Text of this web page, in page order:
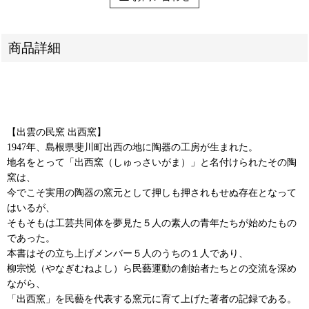
商品詳細
【出雲の民窯 出西窯】
1947年、島根県斐川町出西の地に陶器の工房が生まれた。
地名をとって「出西窯（しゅっさいがま）」と名付けられたその陶
窯は、
今でこそ実用の陶器の窯元として押しも押されもせぬ存在となって
はいるが、
そもそもは工芸共同体を夢見た５人の素人の青年たちが始めたもの
であった。
本書はその立ち上げメンバー５人のうちの１人であり、
柳宗悦（やなぎむねよし）ら民藝運動の創始者たちとの交流を深め
ながら、
「出西窯」を民藝を代表する窯元に育て上げた著者の記録である。